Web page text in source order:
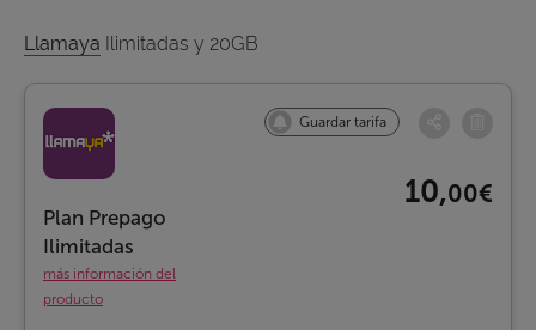
Llamaya Ilimitadas y 20GB
Guardar tarifa
Plan Prepago
Ilimitadas
más información del
producto
10,00€